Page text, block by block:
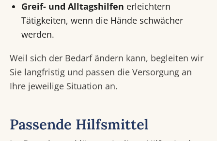
Greif- und Alltagshilfen erleichtern
Tätigkeiten, wenn die Hände schwächer
werden.
Weil sich der Bedarf ändern kann, begleiten wir
Sie langfristig und passen die Versorgung an
Ihre jeweilige Situation an.
Passende Hilfsmittel